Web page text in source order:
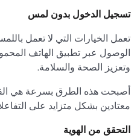
تسجيل الدخول بدون لمس
الوصول عبر تطبيق الهاتف
وتعزيز الصحة والسلامة.
أصبحت هذه الطرق بسرعة هي
معتادين بشكل متزايد على
التحقق من الهوية